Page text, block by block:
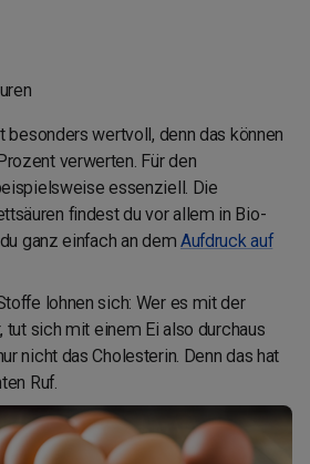
besonders wertvoll, denn das können
verwerten. Für den
essenziell. Die
findest du vor allem in Bio-
ganz einfach an dem Aufdruck auf
lohnen sich: Wer es mit der
tut sich mit einem Ei also durchaus
nicht das Cholesterin. Denn das hat
Ruf.